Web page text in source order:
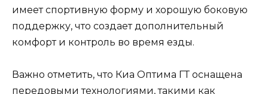
имеет спортивную форму и хорошую боковую
поддержку, что создает дополнительный
комфорт и контроль во время езды.
Важно отметить, что Киа Оптима ГТ оснащена
передовыми технологиями, такими как